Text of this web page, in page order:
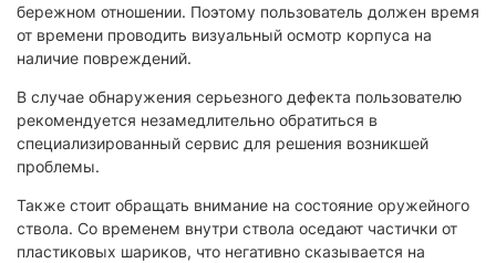
бережном отношении. Поэтому пользователь должен время
от времени проводить визуальный осмотр корпуса на
наличие повреждений.
В случае обнаружения серьезного дефекта пользователю
рекомендуется незамедлительно обратиться в
специализированный сервис для решения возникшей
проблемы.
Также стоит обращать внимание на состояние оружейного
ствола. Со временем внутри ствола оседают частички от
пластиковых шариков, что негативно сказывается на